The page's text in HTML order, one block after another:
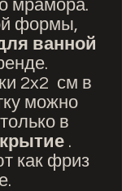
мрамора.
формы,
ванной
2x2 см в
можно
в
.
как фриз